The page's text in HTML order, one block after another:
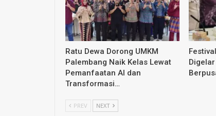
Ratu Dewa Dorong UMKM
Palembang Naik Kelas Lewat
Pemanfaatan AI dan
Transformasi…
PREV NEXT